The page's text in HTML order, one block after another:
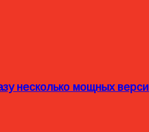
несколько мощных